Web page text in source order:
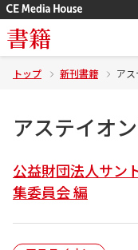
書籍
トップ 新刊書籍 ア
アステイオ
公益財団法人サン
集委員会 編